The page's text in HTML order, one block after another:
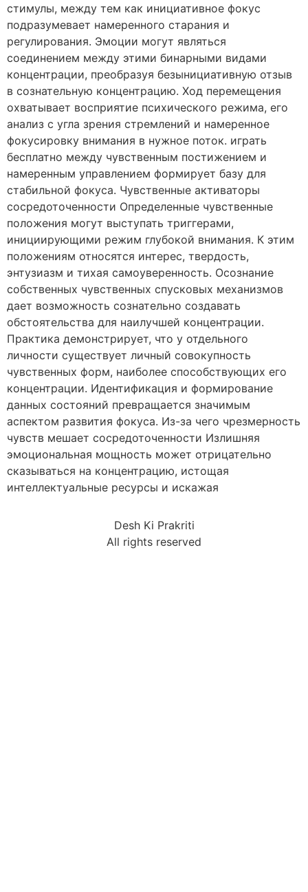
стимулы, между тем как инициативное фокус
подразумевает намеренного старания и
регулирования. Эмоции могут являться
соединением между этими бинарными видами
концентрации, преобразуя безынициативную отзыв
в сознательную концентрацию. Ход перемещения
охватывает восприятие психического режима, его
анализ с угла зрения стремлений и намеренное
фокусировку внимания в нужное поток. играть
бесплатно между чувственным постижением и
намеренным управлением формирует базу для
стабильной фокуса. Чувственные активаторы
сосредоточенности Определенные чувственные
положения могут выступать триггерами,
инициирующими режим глубокой внимания. К этим
положениям относятся интерес, твердость,
энтузиазм и тихая самоуверенность. Осознание
собственных чувственных спусковых механизмов
дает возможность сознательно создавать
обстоятельства для наилучшей концентрации.
Практика демонстрирует, что у отдельного
личности существует личный совокупность
чувственных форм, наиболее способствующих его
концентрации. Идентификация и формирование
данных состояний превращается значимым
аспектом развития фокуса. Из-за чего чрезмерность
чувств мешает сосредоточенности Излишняя
эмоциональная мощность может отрицательно
сказываться на концентрацию, истощая
интеллектуальные ресурсы и искажая
Desh Ki Prakriti
All rights reserved